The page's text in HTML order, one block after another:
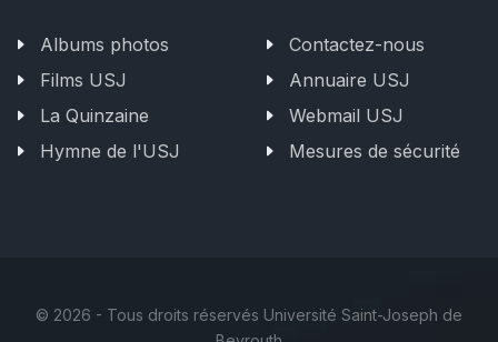
Albums photos
Films USJ
La Quinzaine
Hymne de l'USJ
Contactez-nous
Annuaire USJ
Webmail USJ
Mesures de sécurité
© 2026 - Tous droits réservés Université Saint-Joseph de